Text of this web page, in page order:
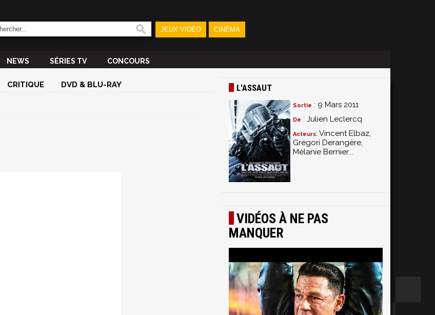
JEUX VIDÉO CINÉMA
NEWS SÉRIES TV CONCOURS
CRITIQUE DVD & BLU-RAY L'ASSAUT
Sortie : 9 Mars 2011
De : Julien Leclercq
Acteurs: Vincent Elbaz,
Grégori Derangère,
Mélanie Bernier...
VIDÉOS À NE PAS
MANQUER